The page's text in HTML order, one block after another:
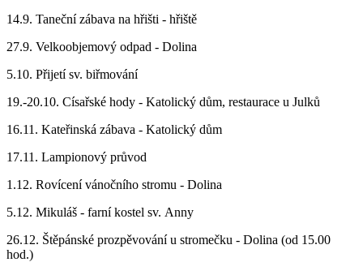
14.9. Taneční zábava na hřišti - hřiště
27.9. Velkoobjemový odpad - Dolina
5.10. Přijetí sv. biřmování
19.-20.10. Císařské hody - Katolický dům, restaurace u Julků
16.11. Kateřinská zábava - Katolický dům
17.11. Lampionový průvod
1.12. Rovícení vánočního stromu - Dolina
5.12. Mikuláš - farní kostel sv. Anny
26.12. Štěpánské prozpěvování u stromečku - Dolina (od 15.00
hod.)